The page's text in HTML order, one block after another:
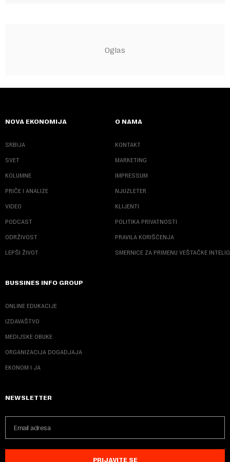
NOVA EKONOMIJA
SRBIJA
SVET
KOLUMNE
PRIČE I ANALIZE
VIDEO
PODCAST
ODRŽIVOST
LEPŠI ŽIVOT
O NAMA
KONTAKT
MARKETING
IMPRESSUM
NJUZLETER
KLIJENTI
POLITIKA PRIVATNOSTI
PRAVILA KORIŠĆENJA
SMERNICE ZA PRIMENU VEŠTAČKE
BUSSINES INFO GROUP
ONLINE EDUKACIJE
IZDAVAŠTVO
MEDIJSKE OBUKE
ORGANIZACIJA DOGADJAJA
EKONOM I JA
NEWSLETTER
PRIJAVITE SE